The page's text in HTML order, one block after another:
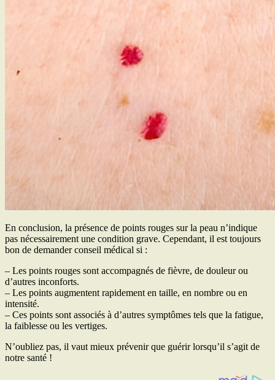
En conclusion, la présence de points rouges sur la peau n’indique
pas nécessairement une condition grave. Cependant, il est toujours
bon de demander conseil médical si :
– Les points rouges sont accompagnés de fièvre, de douleur ou
d’autres inconforts.
– Les points augmentent rapidement en taille, en nombre ou en
intensité.
– Ces points sont associés à d’autres symptômes tels que la fatigue,
la faiblesse ou les vertiges.
N’oubliez pas, il vaut mieux prévenir que guérir lorsqu’il s’agit de
notre santé !